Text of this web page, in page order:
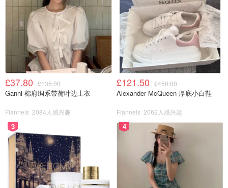
5. El Portillo 游客中心
El Portillo 游客中心的特色之一是它与火山景观完美契合。
在其植物园中，可以欣赏到公园内超过 75% 的植物种类，
其中包括著名的野生蛇鱼，在加那利群岛被称为tajinaste 。
£37.80 £135.00
Ganni 棉府绸系带荷叶边上衣
Flannels 2084人感兴趣
£121.50 £450.00
Alexander McQueen 厚底小白鞋
Flannels 2062人感兴趣
3 4